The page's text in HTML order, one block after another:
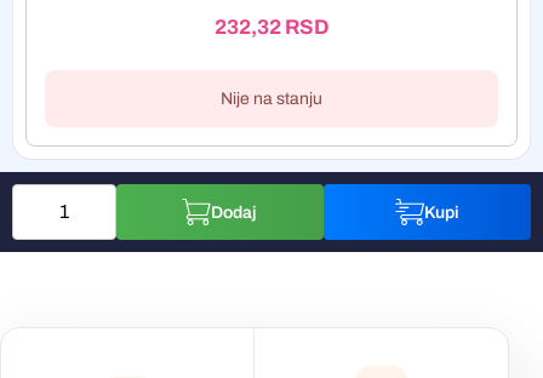
232,32 RSD
Nije na stanju
Dodaj Kupi